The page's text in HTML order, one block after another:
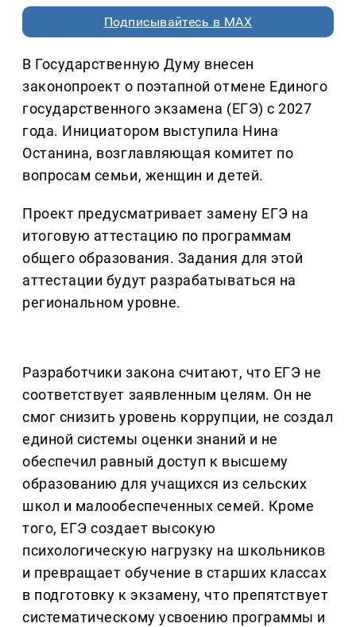
Подписывайтесь в MAX
В Государственную Думу внесен
законопроект о поэтапной отмене Единого
государственного экзамена (ЕГЭ) с 2027
года. Инициатором выступила Нина
Останина, возглавляющая комитет по
вопросам семьи, женщин и детей.
Проект предусматривает замену ЕГЭ на
итоговую аттестацию по программам
общего образования. Задания для этой
аттестации будут разрабатываться на
региональном уровне.
Разработчики закона считают, что ЕГЭ не
соответствует заявленным целям. Он не
смог снизить уровень коррупции, не создал
единой системы оценки знаний и не
обеспечил равный доступ к высшему
образованию для учащихся из сельских
школ и малообеспеченных семей. Кроме
того, ЕГЭ создает высокую
психологическую нагрузку на школьников
и превращает обучение в старших классах
в подготовку к экзамену, что препятствует
систематическому усвоению программы и